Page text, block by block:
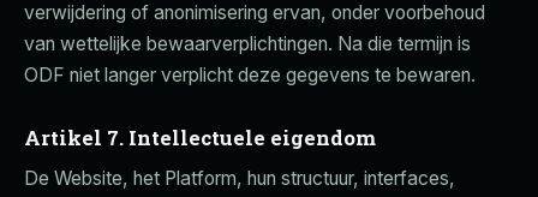
verwijdering of anonimisering ervan, onder voorbehoud
van wettelijke bewaarverplichtingen. Na die termijn is
ODF niet langer verplicht deze gegevens te bewaren.
Artikel 7. Intellectuele eigendom
De Website, het Platform, hun structuur, interfaces,